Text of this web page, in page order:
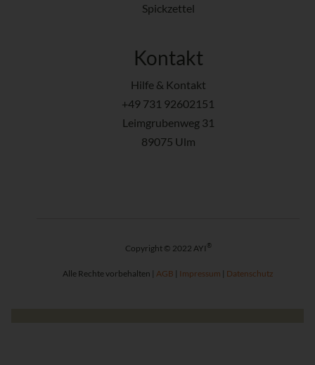
Spickzettel
Kontakt
Hilfe & Kontakt
+49 731 92602151
Leimgrubenweg 31
89075 Ulm
Copyright © 2022 AYI ®
Alle Rechte vorbehalten | AGB | Impressum | Datenschutz